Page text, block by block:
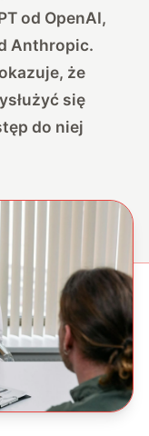
od OpenAI,
Anthropic.
że
się
do niej